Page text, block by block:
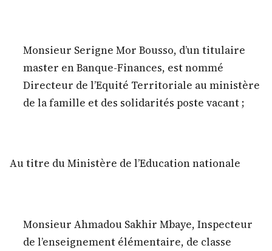
Monsieur Serigne Mor Bousso, d’un titulaire
master en Banque-Finances, est nommé
Directeur de l’Equité Territoriale au ministère
de la famille et des solidarités poste vacant ;
Au titre du Ministère de l’Education nationale
Monsieur Ahmadou Sakhir Mbaye, Inspecteur
de l’enseignement élémentaire, de classe